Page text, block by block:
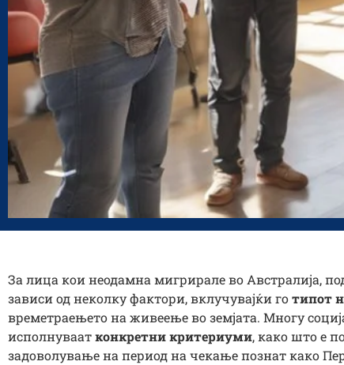
За лица кои неодамна мигрирале во Австралија,
зависи од неколку фактори, вклучувајќи готипот
времетраењето на живеење во земјата. Многу
исполнуваатконкретни критериуми, како што е
задоволување на период на чекање познат како